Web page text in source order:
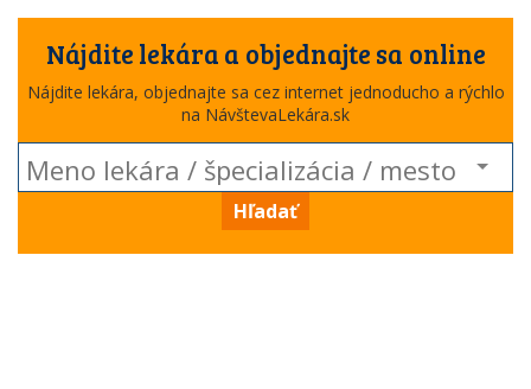
Nájdite lekára a objednajte sa online
Nájdite lekára, objednajte sa cez internet jednoducho a rýchlo
na NávštevaLekára.sk
Hľadať